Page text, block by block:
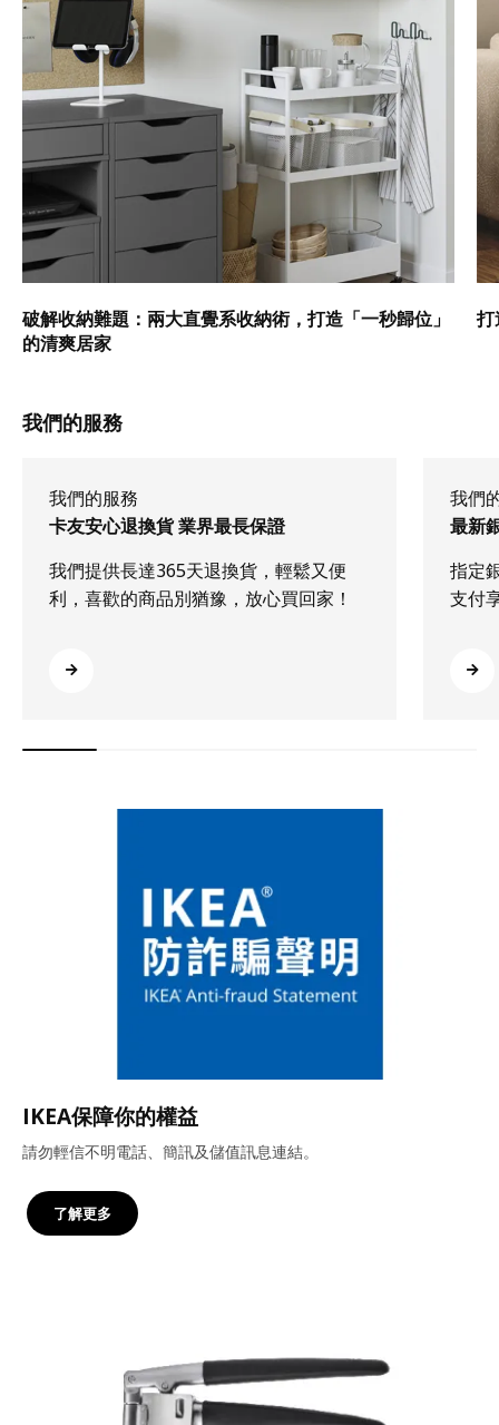
破解收納難題：兩大直覺系收納術，打造「一秒歸位」
的清爽居家
打
我們的服務
我們的服務
卡友安心退換貨 業界最長保證
我們提供長達365天退換貨，輕鬆又便
利，喜歡的商品別猶豫，放心買回家！
我們
最新
指定
支付
IKEA保障你的權益
請勿輕信不明電話、簡訊及儲值訊息連結。
了解更多